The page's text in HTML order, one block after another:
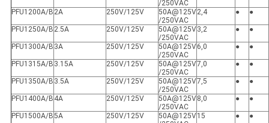
/250VAC
PFU1200A/B 2A 250V/125V
50A@125V
/250VAC
2,4 ● ●
PFU1250A/B 2.5A 250V/125V
50A@125V
/250VAC
3,2 ● ●
PFU1300A/B 3A 250V/125V
50A@125V
/250VAC
6,0 ● ●
PFU1315A/B 3.15A 250V/125V
50A@125V
/250VAC
7,0 ● ●
PFU1350A/B 3.5A 250V/125V
50A@125V
/250VAC
7,5 ● ●
PFU1400A/B 4A 250V/125V
50A@125V
/250VAC
8,0 ● ●
PFU1500A/B5A 250V/125V
50A@125V15 ● ●